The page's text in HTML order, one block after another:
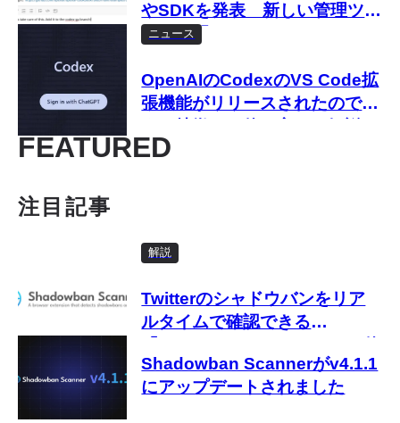
やSDKを発表 新しい管理ツー
ルも公開
ニュース
OpenAIのCodexのVS Code拡
張機能がリリースされたので試
FEATURED
注目記事
解説
Twitterのシャドウバンをリア
ルタイムで確認できる
い方
Shadowban Scannerがv4.1.1
にアップデートされました